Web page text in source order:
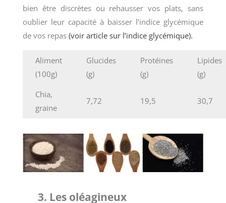
bien être discrètes ou rehausser vos plats, sans
oublier leur capacité à baisser l’indice glycémique
de vos repas (voir article sur l’indice glycémique).
Aliment
(100g)
Glucides
(g)
Protéines
(g)
Lipides
(g)
Chia,
graine
7,72 19,5 30,7
3. Les oléagineux